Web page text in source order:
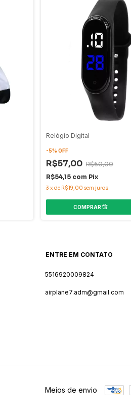
Relógio Digital
-5% OFF
R$57,00 R$60,00
R$54,15 com Pix
3 x de R$19,00 sem juros
ENTRE EM CONTATO
5516920009824
airplane7.adm@gmail.com
Meios de envio